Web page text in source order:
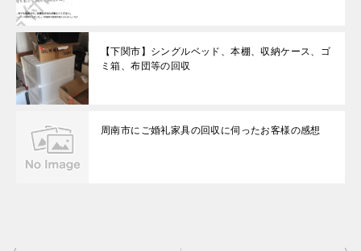
【下関市】シングルベッド、本棚、収納ケース、ゴ
ミ箱、布団等の回収
周南市にご婚礼家具の回収に伺ったお客様の感想